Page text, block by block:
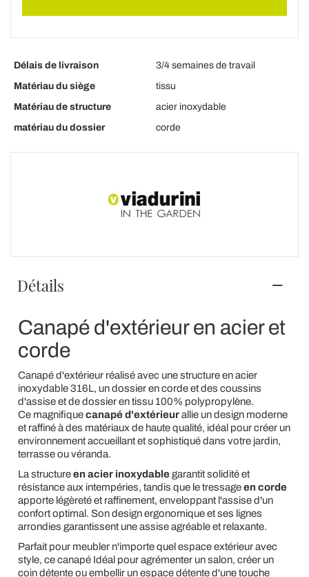
Délais de livraison
3/4 semaines de travail
Matériau du siège
tissu
Matériau de structure
acier inoxydable
matériau du dossier
corde
Détails
Canapé d'extérieur en acier et
corde
Canapé d'extérieur réalisé avec une structure en acier
inoxydable 316L, un dossier en corde et des coussins
d'assise et de dossier en tissu 100% polypropylène.
Ce magnifiquecanapé d'extérieurallie un design moderne
et raffiné à des matériaux de haute qualité, idéal pour créer un
environnement accueillant et sophistiqué dans votre jardin,
terrasse ou véranda.
La structureen acier inoxydablegarantit solidité et
résistance aux intempéries, tandis que le tressageen corde
apporte légèreté et raffinement, enveloppant l'assise d'un
confort optimal. Son design ergonomique et ses lignes
arrondies garantissent une assise agréable et relaxante.
Parfait pour meubler n'importe quel espace extérieur avec
style, ce canapé Idéal pour agrémenter un salon, créer un
coin détente ou embellir un espace détente d'une touche